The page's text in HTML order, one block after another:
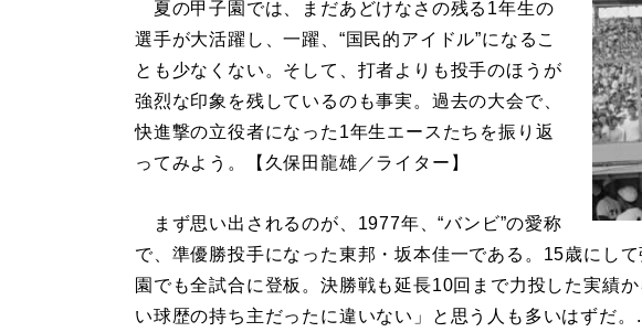
夏の甲子園では、まだあどけなさの残る1年生の
選手が大活躍し、一躍、“国民的アイドル”になるこ
とも少なくない。そして、打者よりも投手のほうが
強烈な印象を残しているのも事実。過去の大会で、
快進撃の立役者になった1年生エースたちを振り返
ってみよう。【久保田龍雄／ライター】
まず思い出されるのが、1977年、“バンビ”の愛称
で、準優勝投手になった東邦・坂本佳一である。15歳にし
園でも全試合に登板。決勝戦も延長10回まで力投した実績
い球歴の持ち主だったに違いない」と思う人も多いはずだ。